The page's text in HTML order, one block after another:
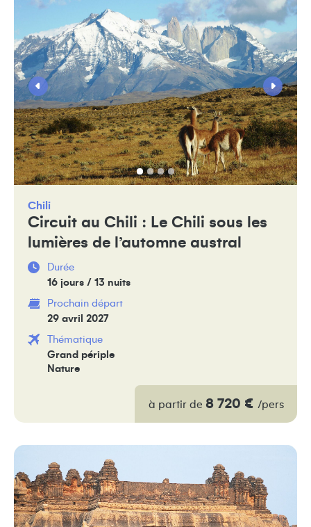
Chili
Circuit au Chili : Le Chili sous les
lumières de l’automne austral
Durée
16 jours / 13 nuits
Prochain départ
29 avril 2027
Thématique
Grand périple
Nature
à partir de 8 720 € /pers